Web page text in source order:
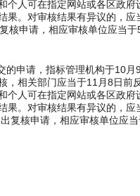
个人可在指定网站或各区政府
果。对审核结果有异议的，应
核申请，相应审核单位应当于
的申请，指标管理机构于10月
，相关部门应当于11月8日前
个人可在指定网站或各区政府
果。对审核结果有异议的，应
复核申请，相应审核单位应